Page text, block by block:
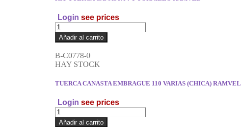
Login see prices
Añadir al carrito
B-C0778-0
HAY STOCK
TUERCA CANASTA EMBRAGUE 110 VARIAS (CHICA) RAMVEL
Login see prices
Añadir al carrito